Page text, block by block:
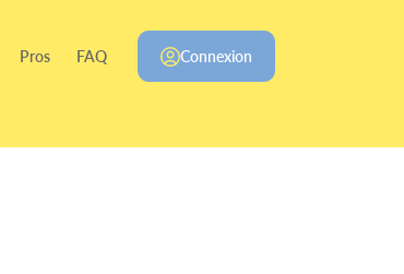
Pros FAQ Connexion